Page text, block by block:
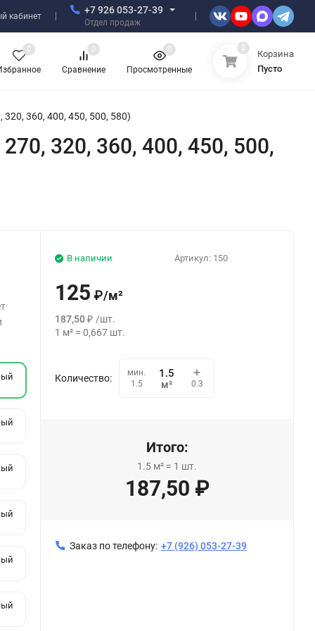
кабинет
+7 926 053-27-39
Отдел продаж
0
Сравнение
0
Просмотренные
0 0
Корзина
Пусто
360, 400, 450, 500, 580)
320, 360, 400, 450, 500,
Артикул: 150
В наличии
125 ₽/м²
187,50₽ /шт.
1 м² =0,667 шт.
Количество:
мин.
1.5
м² 0.3
Итого:
1.5 м² = 1 шт.
187,50 ₽
Заказ по телефону: +7 (926) 053-27-39